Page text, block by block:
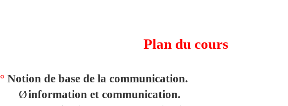
Plan du cours
°Notion de base de la communication.
Øinformation et communication.